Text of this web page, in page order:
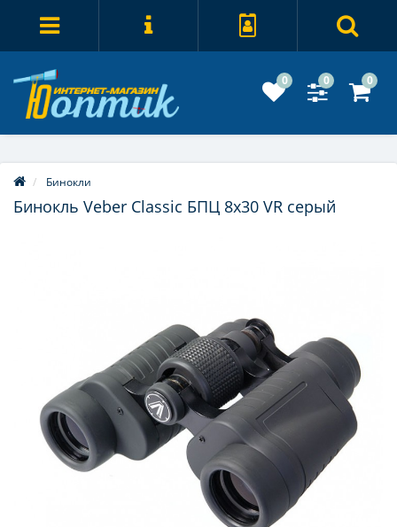
0 0 0
Бинокли
Бинокль Veber Classic БПЦ 8x30 VR серый